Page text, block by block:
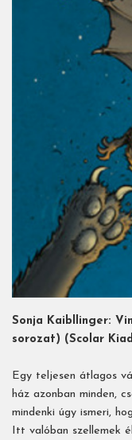
Sonja Kaibllinger:
sorozat) (Scolar
Egy teljesen átlagos
ház azonban minden,
mindenki úgy ismeri,
Itt valóban szellemek